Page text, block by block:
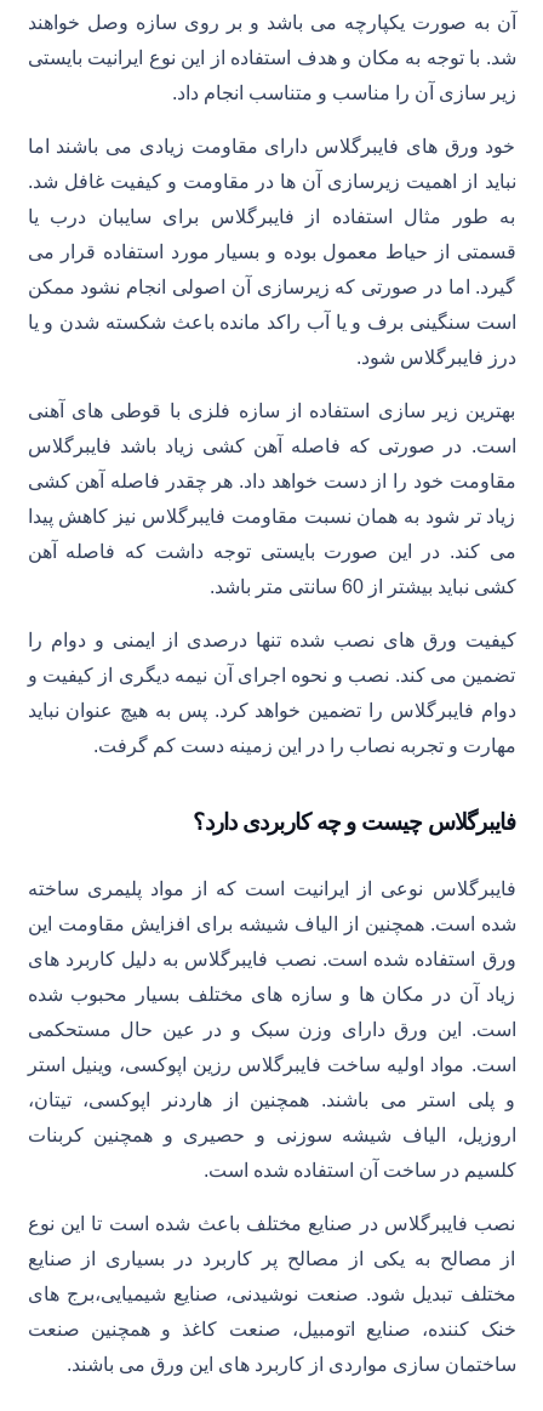
آن به صورت یکپارچه می باشد و بر روی سازه وصل خواهند
شد. با توجه به مکان و هدف استفاده از این نوع ایرانیت بایستی
زیر سازی آن را مناسب و متناسب انجام داد.
خود ورق های فایبرگلاس دارای مقاومت زیادی می باشند اما
نباید از اهمیت زیرسازی آن ها در مقاومت و کیفیت غافل شد.
به طور مثال استفاده از فایبرگلاس برای سایبان درب یا
قسمتی از حیاط معمول بوده و بسیار مورد استفاده قرار می
گیرد. اما در صورتی که زیرسازی آن اصولی انجام نشود ممکن
است سنگینی برف و یا آب راکد مانده باعث شکسته شدن و یا
درز فایبرگلاس شود.
بهترین زیر سازی استفاده از سازه فلزی با قوطی های آهنی
است. در صورتی که فاصله آهن کشی زیاد باشد فایبرگلاس
مقاومت خود را از دست خواهد داد. هر چقدر فاصله آهن کشی
زیاد تر شود به همان نسبت مقاومت فایبرگلاس نیز کاهش پیدا
می کند. در این صورت بایستی توجه داشت که فاصله آهن
کشی نباید بیشتر از 60 سانتی متر باشد.
کیفیت ورق های نصب شده تنها درصدی از ایمنی و دوام را
تضمین می کند. نصب و نحوه اجرای آن نیمه دیگری از کیفیت و
دوام فایبرگلاس را تضمین خواهد کرد. پس به هیچ عنوان نباید
مهارت و تجربه نصاب را در این زمینه دست کم گرفت.
فایبرگلاس چیست و چه کاربردی دارد؟
فایبرگلاس نوعی از ایرانیت است که از مواد پلیمری ساخته
شده است. همچنین از الیاف شیشه برای افزایش مقاومت این
ورق استفاده شده است. نصب فایبرگلاس به دلیل کاربرد های
زیاد آن در مکان ها و سازه های مختلف بسیار محبوب شده
است. این ورق دارای وزن سبک و در عین حال مستحکمی
است. مواد اولیه ساخت فایبرگلاس رزین اپوکسی، وینیل استر
و پلی استر می باشند. همچنین از هاردنر اپوکسی، تیتان،
اروزیل، الیاف شیشه سوزنی و حصیری و همچنین کربنات
کلسیم در ساخت آن استفاده شده است.
نصب فایبرگلاس در صنایع مختلف باعث شده است تا این نوع
از مصالح به یکی از مصالح پر کاربرد در بسیاری از صنایع
مختلف تبدیل شود. صنعت نوشیدنی، صنایع شیمیایی،برج های
خنک کننده، صنایع اتومبیل، صنعت کاغذ و همچنین صنعت
ساختمان سازی مواردی از کاربرد های این ورق می باشند.